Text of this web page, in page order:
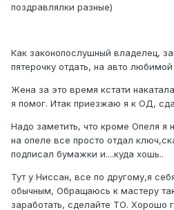
поздравлялки разные)
Как законопослушный владелец,
пятерочку отдать, на авто
Жена за это время кстати
я помог. Итак приезжаю я к ОД,
Надо заметить, что кроме Опеля я
на опеле все просто отдал
подписал бумажки и....куда хошь..
Тут у Ниссан, все по другому,я
обычным, Обращаюсь к мастеру
заработать, сделайте ТО. Хорошо